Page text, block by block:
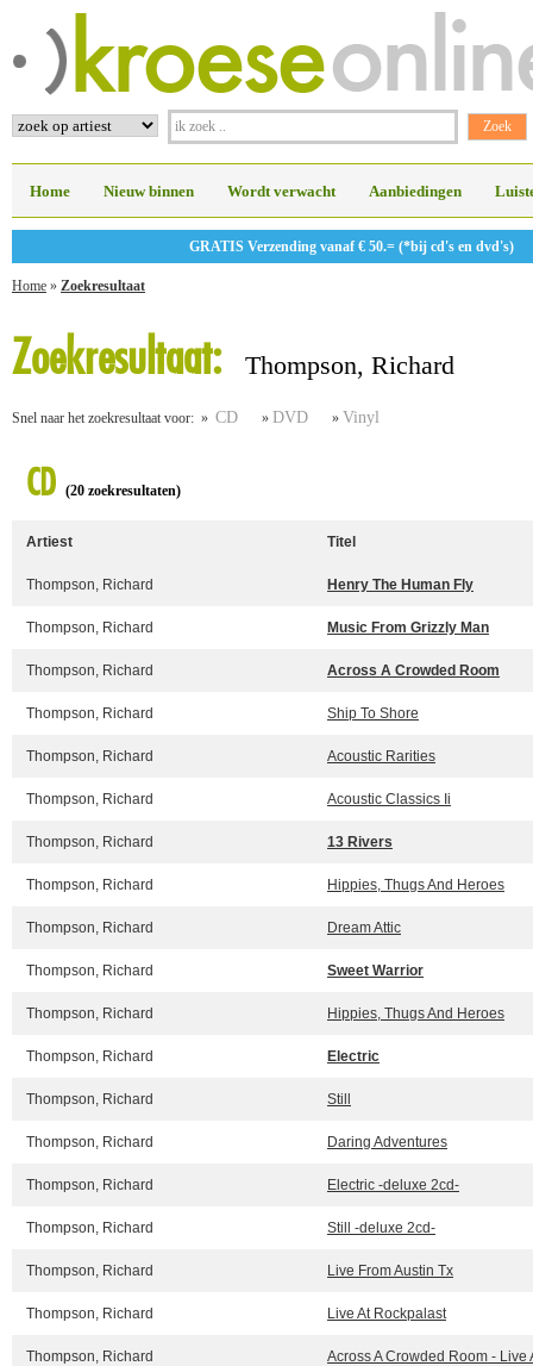
Home Nieuw binnen Wordt verwacht Aanbiedingen
GRATIS Verzending vanaf € 50.= (*bij cd's en dvd's)
Home » Zoekresultaat
Zoekresultaat: Thompson, Richard
Snel naar het zoekresultaat voor: » CD » DVD » Vinyl
CD (20 zoekresultaten)
Artiest Titel
Thompson, Richard Henry The Human Fly
Thompson, Richard Music From Grizzly Man
Thompson, Richard Across A Crowded Room
Thompson, Richard Ship To Shore
Thompson, Richard Acoustic Rarities
Thompson, Richard Acoustic Classics Ii
Thompson, Richard 13 Rivers
Thompson, Richard Hippies, Thugs And Heroes
Thompson, Richard Dream Attic
Thompson, Richard Sweet Warrior
Thompson, Richard Hippies, Thugs And Heroes
Thompson, Richard Electric
Thompson, Richard Still
Thompson, Richard Daring Adventures
Thompson, Richard Electric -deluxe 2cd-
Thompson, Richard Still -deluxe 2cd-
Thompson, Richard Live From Austin Tx
Thompson, Richard Live At Rockpalast
Thompson, Richard Across A Crowded Room - Live